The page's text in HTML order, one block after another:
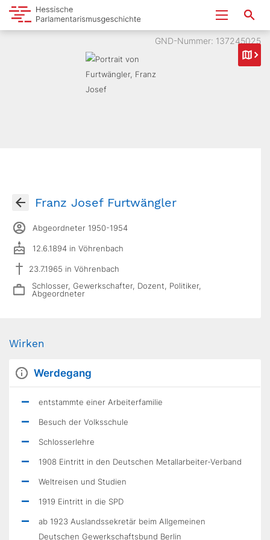
GND-Nummer: 137245025
Franz Josef Furtwängler
Abgeordneter 1950-1954
12.6.1894 in Vöhrenbach
23.7.1965 in Vöhrenbach
Schlosser, Gewerkschafter, Dozent, Politiker,
Abgeordneter
Wirken
Werdegang
entstammte einer Arbeiterfamilie
Besuch der Volksschule
Schlosserlehre
1908 Eintritt in den Deutschen Metallarbeiter-Verband
Weltreisen und Studien
1919 Eintritt in die SPD
ab 1923 Auslandssekretär beim Allgemeinen
Deutschen Gewerkschaftsbund Berlin